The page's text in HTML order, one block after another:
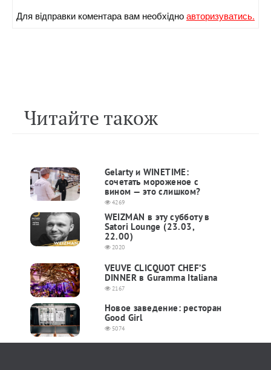
Для вiдправки коментара вам необхiдноавторизуватись.
Читайте також
Gelarty и WINETIME:
сочетать мороженое с
вином — это слишком?
4269
WEIZMAN в эту субботу в
Satori Lounge (23.03,
22.00)
2020
VEUVE CLICQUOT CHEF’S
DINNER в Guramma Italiana
2167
Новое заведение: ресторан
Good Girl
5074